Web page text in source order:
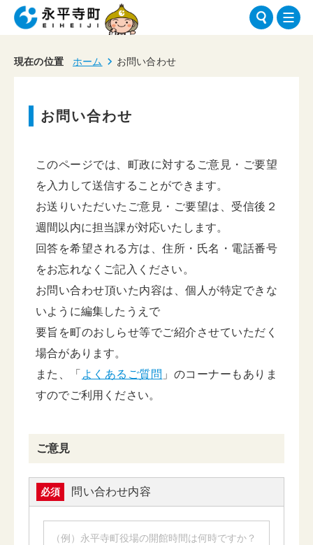
現在の位置 ホーム お問い合わせ
お問い合わせ
このページでは、町政に対するご意見・ご要望
を入力して送信することができます。
お送りいただいたご意見・ご要望は、受信後２
週間以内に担当課が対応いたします。
回答を希望される方は、住所・氏名・電話番号
をお忘れなくご記入ください。
お問い合わせ頂いた内容は、個人が特定できな
いように編集したうえで
要旨を町のおしらせ等でご紹介させていただく
場合があります。
また、「 よくあるご質問 」のコーナーもありま
すのでご利用ください。
ご意見
必須 問い合わせ内容